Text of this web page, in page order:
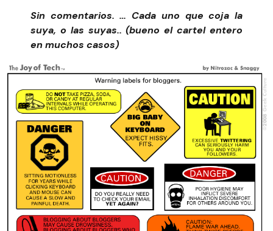
Sin comentarios. … Cada uno que coja la
suya, o las suyas.. (bueno el cartel entero
en muchos casos)